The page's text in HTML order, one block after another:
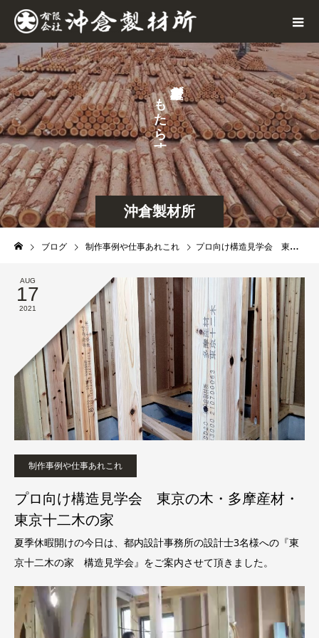
沖倉製材所
が
も
た
ら
す
せ
な
ら
し
ブログ 制作事例や仕事あれこれ プロ向け構造見学会 東京の木・多摩産材・東京十二木の家
AUG
17
2021
制作事例や仕事あれこれ
プロ向け構造見学会 東京の木・多摩産材・
東京十二木の家
夏季休暇開けの今日は、都内設計事務所の設計士3名様への『東
京十二木の家 構造見学会』をご案内させて頂きました。
動
画
プ
レ
ー